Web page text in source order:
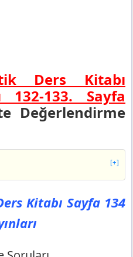
Ders Kitabı
132-133. Sayfa
Değerlendirme
[+]
Sayfa 134 Cevapları
Soruları
Sayfa 135 Cevapları
Sayfa 136 Cevapları
Kitabı Sayfa 134